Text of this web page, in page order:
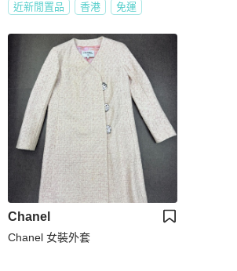
近新閒置品 香港 免運
Chanel
Chanel 女裝外套